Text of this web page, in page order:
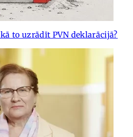
to uzrādīt PVN deklarācijā?